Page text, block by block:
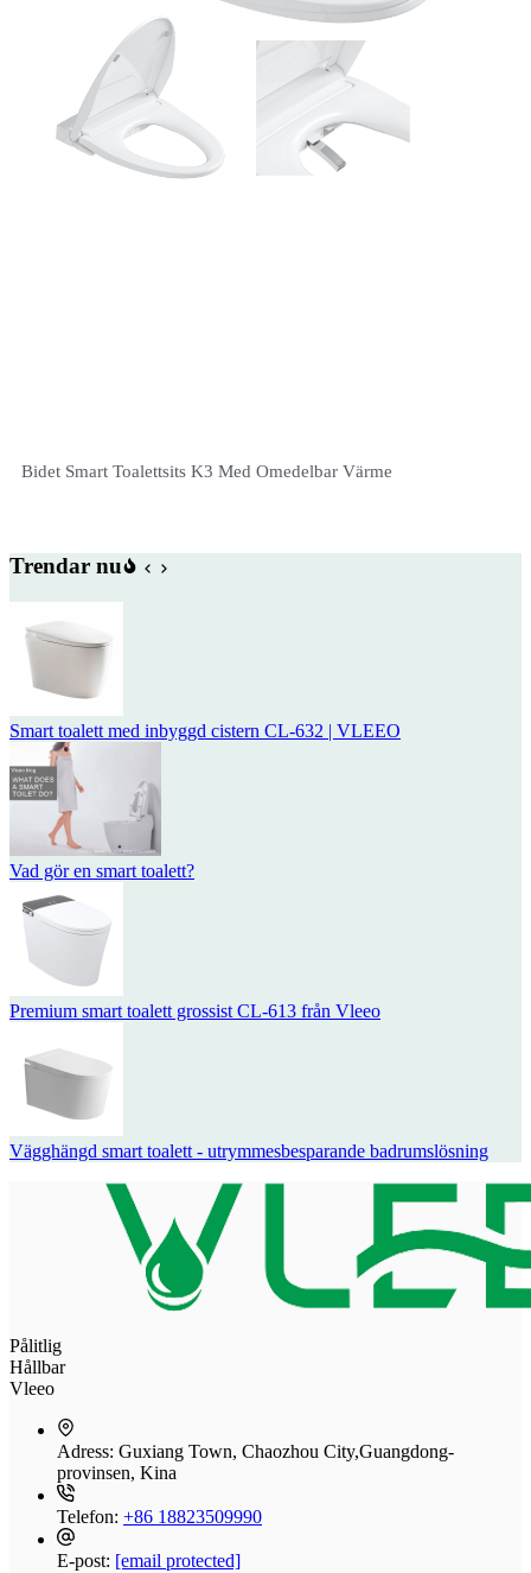
Bidet Smart Toalettsits K3 Med Omedelbar Värme
Trendar nu
Smart toalett med inbyggd cistern CL-632 | VLEEO
Vad gör en smart toalett?
Premium smart toalett grossist CL-613 från Vleeo
Vägghängd smart toalett - utrymmesbesparande badrumslösning
Pålitlig
Hållbar
Vleeo
Adress: Guxiang Town, Chaozhou City,Guangdong-
provinsen, Kina
Telefon: +86 18823509990
E-post: [email protected]